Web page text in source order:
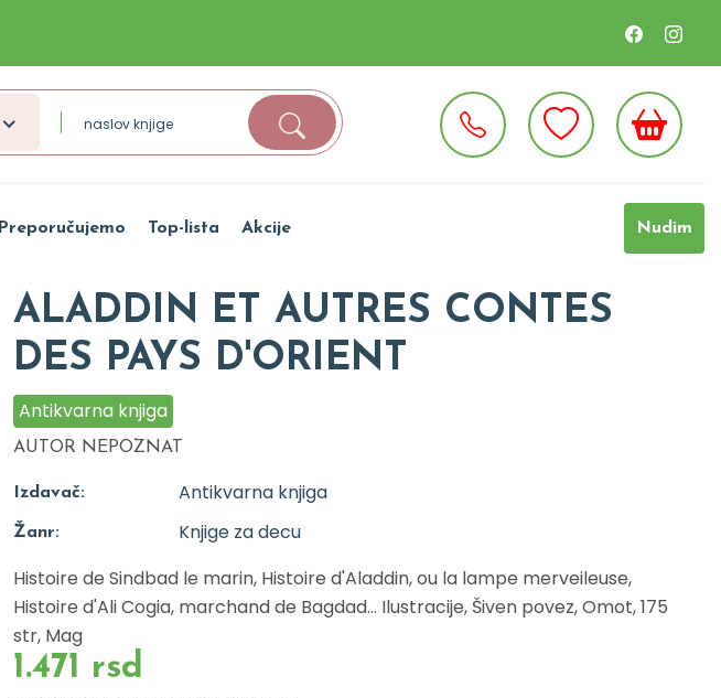
Preporučujemo Top-lista Akcije Nudim
ALADDIN ET AUTRES CONTES
DES PAYS D'ORIENT
Antikvarna knjiga
AUTOR NEPOZNAT
Izdavač: Antikvarna knjiga
Žanr:
Knjige za decu
Histoire de Sindbad le marin, Histoire d'Aladdin, ou la lampe merveileuse,
Histoire d'Ali Cogia, marchand de Bagdad... Ilustracije, Šiven povez, Omot, 175
str, Mag
1.471 rsd